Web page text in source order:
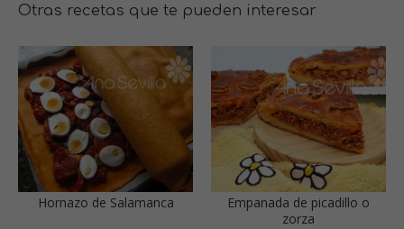
Otras recetas que te pueden interesar
Hornazo de Salamanca
Empanada de picadillo o
zorza